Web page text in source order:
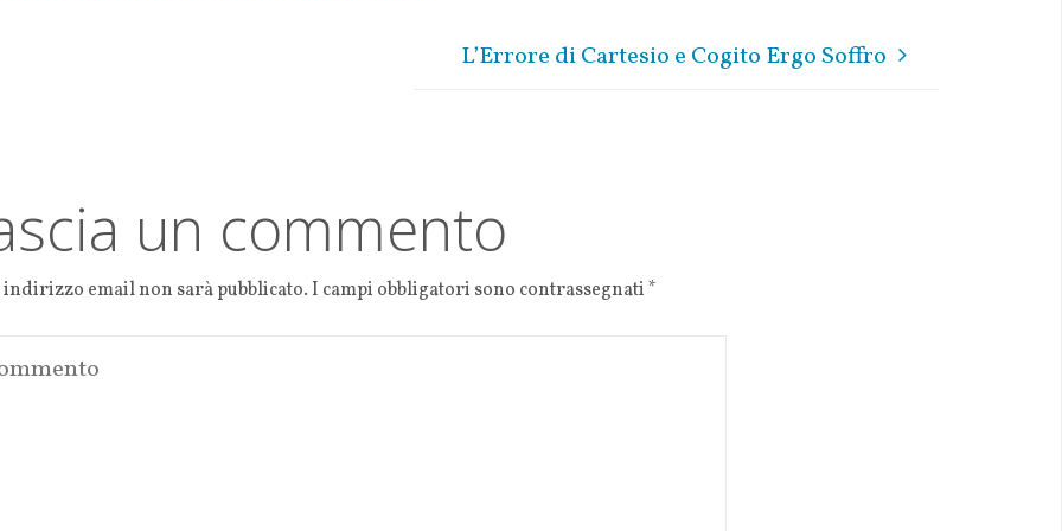
L’Errore di Cartesio e Cogito Ergo Soffro
un commento
email non sarà pubblicato.I campi obbligatori sono contrassegnati*